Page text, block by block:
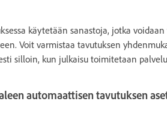
käytetään sanastoja, jotka
Voit varmistaa tavutuksen
silloin, kun julkaisu toimitetaan
automaattisen tavutuksen